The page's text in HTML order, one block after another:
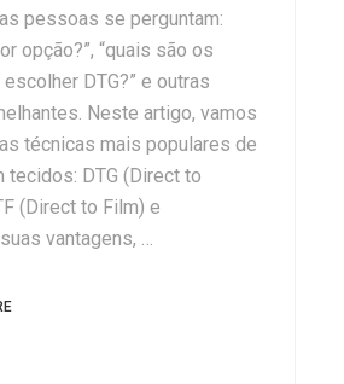
pessoas se perguntam:
opção?”, “quais são os
DTG?” e outras
Neste artigo, vamos
técnicas mais populares de
tecidos: DTG (Direct to
(Direct to Film) e
vantagens, …